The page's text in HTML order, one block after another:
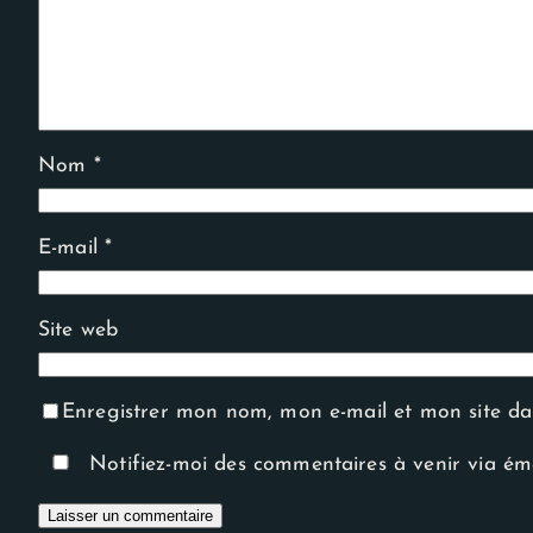
Nom *
E-mail*
Site web
Enregistrer mon nom, mon e-mail et mon site
Notifiez-moi des commentaires à venir via
de votre
refusez ces
cookies,
certaines
disparaîtront
du site Web.